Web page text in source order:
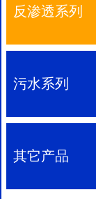
反渗透系列
污水系列
其它产品